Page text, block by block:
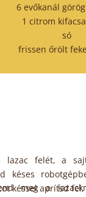
6 evőkanál
1 citrom
só
frissen őrölt
felét, a
késes
késsel aprítsd
meg a